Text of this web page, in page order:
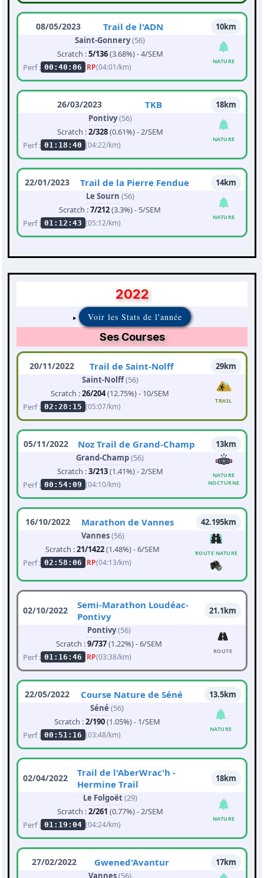
08/05/2023 Trail de l'ADN
10km
Saint-Gonnery(56)
Scratch :5/136(3.68%) - 4/SEM
Perf : 00:40:06 RP(04:01/km)
NATURE
26/03/2023 TKB
18km
Pontivy(56)
Scratch :2/328(0.61%) - 2/SEM
Perf : 01:18:40 (04:22/km)
NATURE
22/01/2023 Trail de la Pierre Fendue
14km
Le Sourn (56)
Scratch :7/212(3.3%) - 5/SEM
Perf : 01:12:43 (05:12/km)
NATURE
2022
Voir les Stats de l'année
Ses Courses
20/11/2022 Trail de Saint-Nolff
29km
Saint-Nolff(56)
Scratch :26/204(12.75%) - 10/SEM
Perf : 02:28:15 (05:07/km)
TRAIL
05/11/2022 Noz Trail de Grand-Champ
13km
Grand-Champ(56)
Scratch :3/213(1.41%) - 2/SEM
Perf : 00:54:09 (04:10/km)
NATURE
NOCTURNE
16/10/2022 Marathon de Vannes
42.195km
Vannes(56)
Scratch :21/1422(1.48%) - 6/SEM
Perf : 02:58:06 RP(04:13/km)
ROUTE NATURE
02/10/2022
Semi-Marathon Loudéac-
Pontivy
21.1km
Pontivy(56)
Scratch :9/737(1.22%) - 6/SEM
Perf : 01:16:46 RP(03:38/km)
ROUTE
22/05/2022 Course Nature de Séné
13.5km
Séné (56)
Scratch :2/190(1.05%) - 1/SEM
Perf : 00:51:16 (03:48/km)
NATURE
02/04/2022
Trail de l'AberWrac'h -
Hermine Trail
18km
Le Folgoët(29)
Scratch :2/261 (0.77%) - 2/SEM
Perf : 01:19:04 (04:24/km)
NATURE
27/02/2022 Gwened'Avantur
17km
Vannes(56)